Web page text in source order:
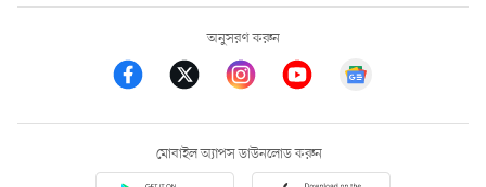
অনুসরণ করুন
মোবাইল অ্যাপস ডাউনলোড করুন